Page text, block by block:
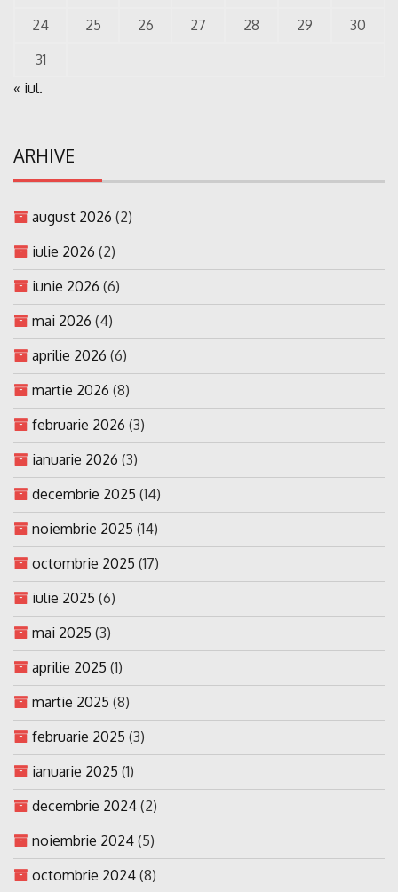
24
25 26 27 28 29
30
31
« iul.
ARHIVE
august 2026 (2)
iulie 2026 (2)
iunie 2026 (6)
mai 2026 (4)
aprilie 2026 (6)
martie 2026 (8)
februarie 2026 (3)
ianuarie 2026 (3)
decembrie 2025 (14)
noiembrie 2025 (14)
octombrie 2025 (17)
iulie 2025 (6)
mai 2025 (3)
aprilie 2025 (1)
martie 2025 (8)
februarie 2025 (3)
ianuarie 2025 (1)
decembrie 2024 (2)
noiembrie 2024 (5)
octombrie 2024 (8)